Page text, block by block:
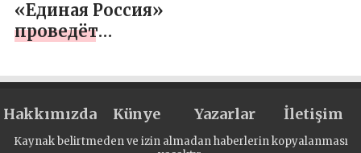
«Единая Россия»
проведёт
лучший сценарий
международной
акции «Диктант
Hakkımızda Künye Yazarlar İletişim
Kaynak belirtmeden ve izin almadan haberlerin kopyalanması